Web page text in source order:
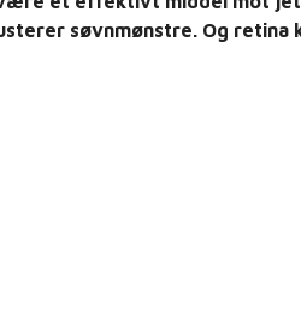
søvnmønstre. Og retina